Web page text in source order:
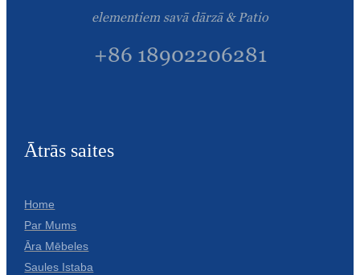
elementiem savā dārzā & Patio
+86 18902206281
Ātrās saites
Home
Par Mums
Āra Mēbeles
Saules Istaba